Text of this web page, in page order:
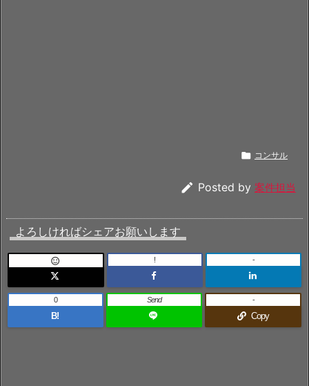
 コンサル
 Posted by 案件担当
よろしければシェアお願いします
 ! -
B!
0 Send
Copy
-